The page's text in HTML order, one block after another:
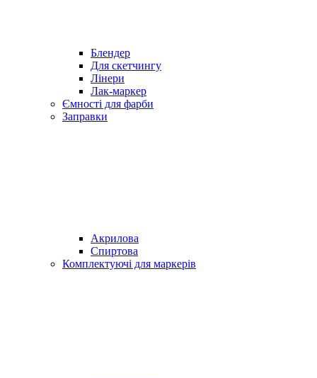
Блендер
Для скетчингу
Лінери
Лак-маркер
Ємності для фарби
Заправки
Акрилова
Спиртова
Комплектуючі для маркерів